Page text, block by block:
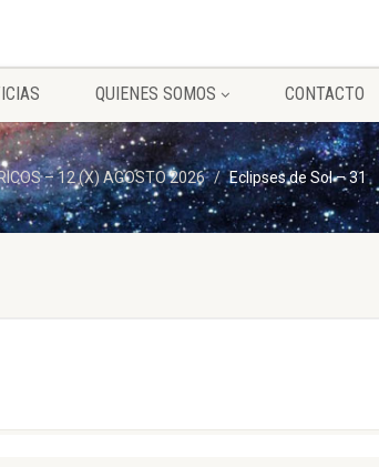
QUIENES SOMOS CONTACTO
– 12 (X) AGOSTO 2026 Eclipses de Sol – 31